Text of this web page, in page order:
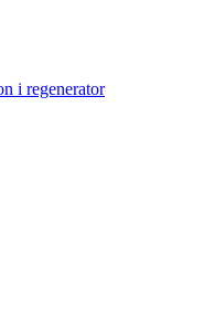
i regenerator